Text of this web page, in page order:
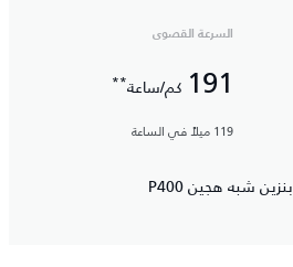
السرعة القصوى
191 كم/ساعة**
119 ميلاً في الساعة